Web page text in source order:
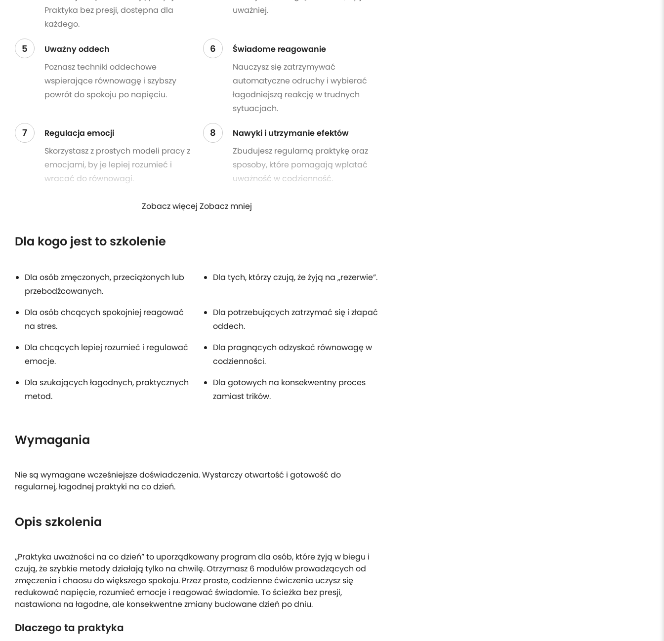
Praktyka bez presji, dostępna dla
każdego.
uważniej.
5
Uważny oddech
Poznasz techniki oddechowe
wspierające równowagę i szybszy
powrót do spokoju po napięciu.
6
Świadome reagowanie
Nauczysz się zatrzymywać
automatyczne odruchy i wybierać
łagodniejszą reakcję w trudnych
sytuacjach.
7
Regulacja emocji
Skorzystasz z prostych modeli pracy z
emocjami, by je lepiej rozumieć i
wracać do równowagi.
8
Nawyki i utrzymanie efektów
Zbudujesz regularną praktykę oraz
sposoby, które pomagają wplatać
uważność w codzienność.
Zobacz więcej Zobacz mniej
Dla kogo jest to szkolenie
Dla osób zmęczonych, przeciążonych lub
przebodźcowanych.
Dla tych, którzy czują, że żyją na „rezerwie”.
Dla osób chcących spokojniej reagować
na stres.
Dla potrzebujących zatrzymać się i złapać
oddech.
Dla chcących lepiej rozumieć i regulować
emocje.
Dla pragnących odzyskać równowagę w
codzienności.
Dla szukających łagodnych, praktycznych
metod.
Dla gotowych na konsekwentny proces
zamiast trików.
Wymagania
Nie są wymagane wcześniejsze doświadczenia. Wystarczy otwartość i gotowość do
regularnej, łagodnej praktyki na co dzień.
Opis szkolenia
„Praktyka uważności na co dzień” to uporządkowany program dla osób, które żyją w biegu i
czują, że szybkie metody działają tylko na chwilę. Otrzymasz 6 modułów prowadzących od
zmęczenia i chaosu do większego spokoju. Przez proste, codzienne ćwiczenia uczysz się
redukować napięcie, rozumieć emocje i reagować świadomie. To ścieżka bez presji,
nastawiona na łagodne, ale konsekwentne zmiany budowane dzień po dniu.
Dlaczego ta praktyka